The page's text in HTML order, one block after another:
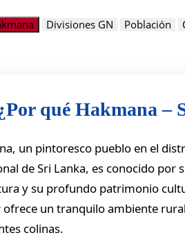
Divisiones GN Población
qué Hakmana –
un pintoresco pueblo en el
de Sri Lanka, es conocido por
y su profundo patrimonio
un tranquilo ambiente
colinas.